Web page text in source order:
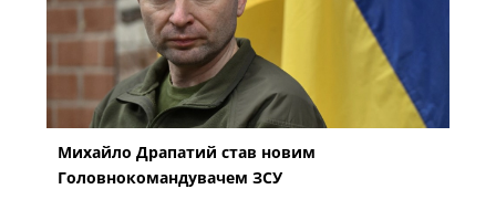
Михайло Драпатий став новим
Головнокомандувачем ЗСУ